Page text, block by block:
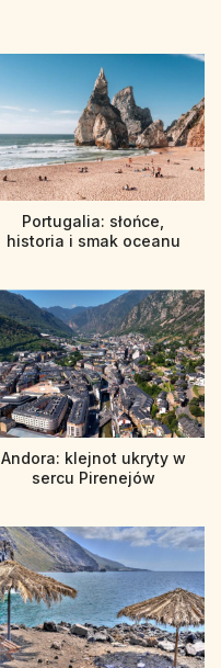
Portugalia: słońce,
historia i smak oceanu
Andora: klejnot ukryty w
sercu Pirenejów